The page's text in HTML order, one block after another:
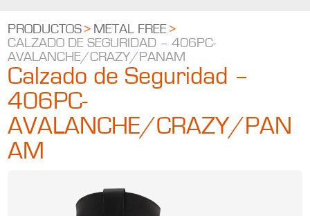
PRODUCTOS > METAL FREE >
CALZADO DE SEGURIDAD – 406PC-
AVALANCHE/CRAZY/PANAM
Calzado de Seguridad –
406PC-
AVALANCHE/CRAZY/PAN
AM